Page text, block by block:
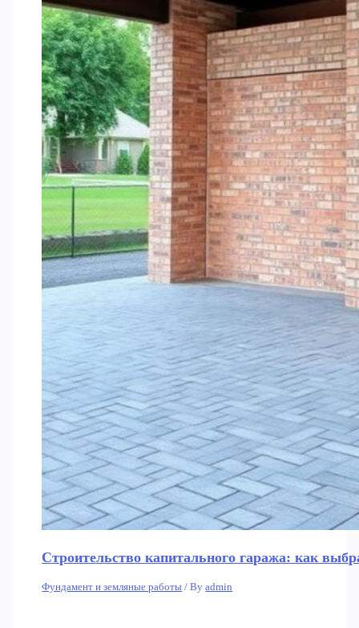
Строительство капитального гаража: как
Фундамент и земляные работы / Byadmin